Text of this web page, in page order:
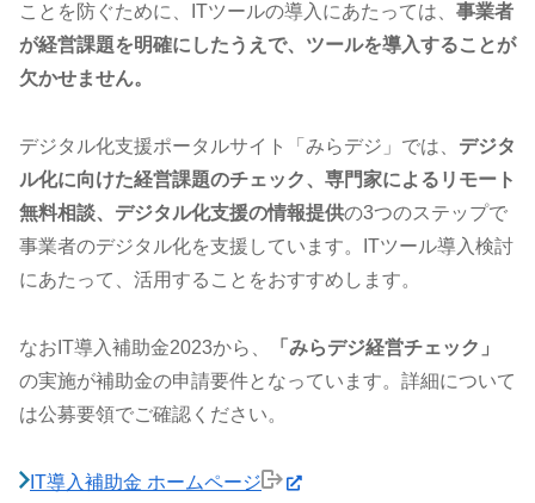
ことを防ぐために、ITツールの導入にあたっては、 事業者
が経営課題を明確にしたうえで、ツールを導入することが
欠かせません。
デジタル化支援ポータルサイト「みらデジ」では、 デジタ
ル化に向けた経営課題のチェック、専門家によるリモート
無料相談、デジタル化支援の情報提供の3つのステップで
事業者のデジタル化を支援しています。ITツール導入検討
にあたって、活用することをおすすめします。
なおIT導入補助金2023から、
「みらデジ経営チェック」
の実施が補助金の申請要件となっています。詳細について
は公募要領でご確認ください。
IT導入補助金 ホームページ